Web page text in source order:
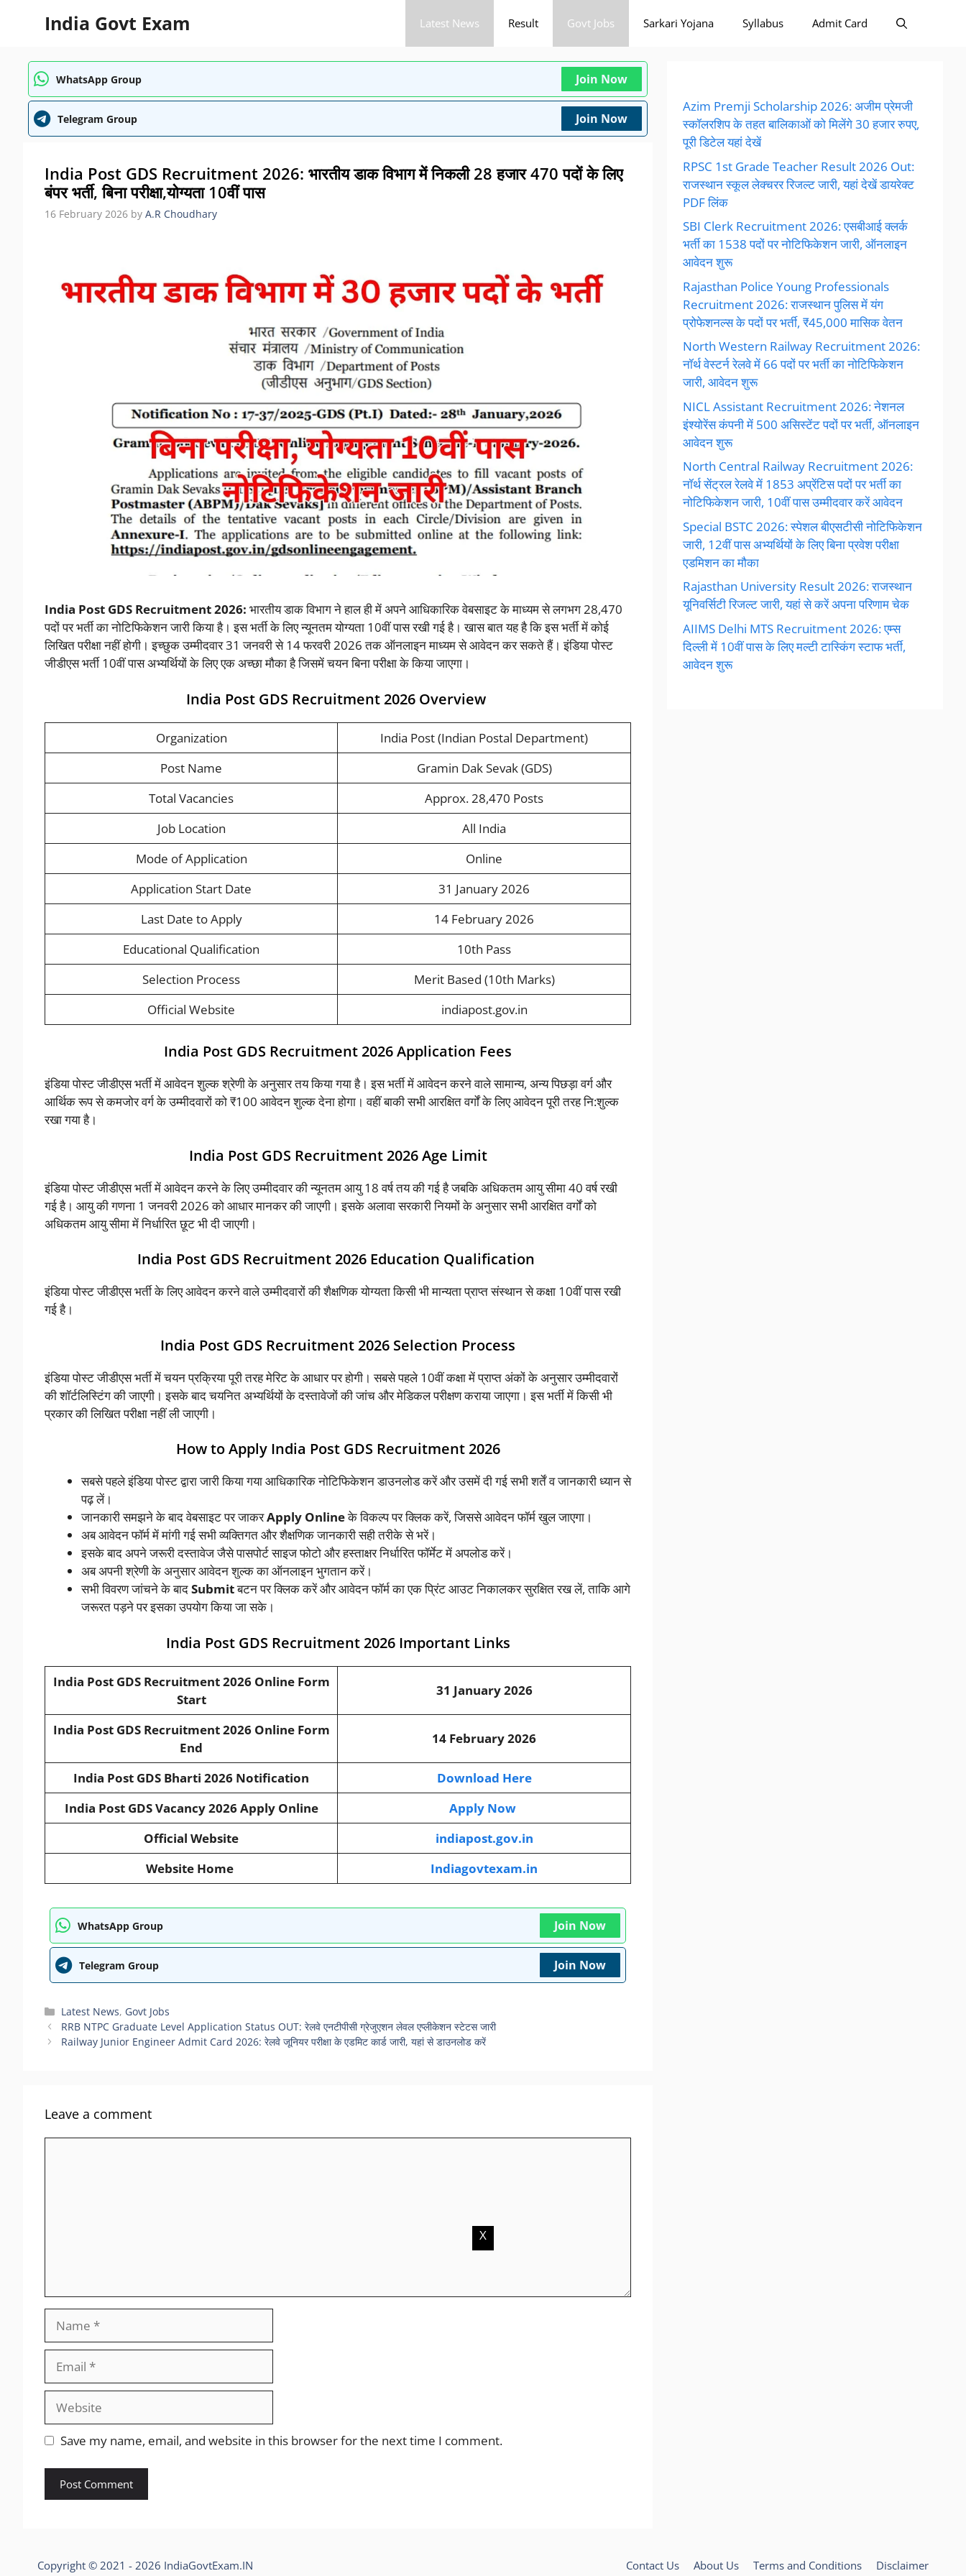
India Govt Exam Latest News Result Govt Jobs Sarkari Yojana Syllabus Admit Card
WhatsApp Group Join Now
Telegram Group Join Now
India Post GDS Recruitment 2026: भारतीय डाक विभाग में निकली 28 हजार 470 पदों के लिए
बंपर भर्ती, बिना परीक्षा,योग्यता 10वीं पास
16 February 2026 by A.R Choudhary
India Post GDS Recruitment 2026: भारतीय डाक विभाग ने हाल ही में अपने आधिकारिक वेबसाइट के माध्यम से लगभग 28,470
पदों पर भर्ती का नोटिफिकेशन जारी किया है। इस भर्ती के लिए न्यूनतम योग्यता 10वीं पास रखी गई है। खास बात यह है कि इस भर्ती में कोई
लिखित परीक्षा नहीं होगी। इच्छुक उम्मीदवार 31 जनवरी से 14 फरवरी 2026 तक ऑनलाइन माध्यम से आवेदन कर सकते हैं। इंडिया पोस्ट
जीडीएस भर्ती 10वीं पास अभ्यर्थियों के लिए एक अच्छा मौका है जिसमें चयन बिना परीक्षा के किया जाएगा।
India Post GDS Recruitment 2026 Overview
Organization
India Post (Indian Postal Department)
Post Name
Gramin Dak Sevak (GDS)
Total Vacancies
Approx. 28,470 Posts
Job Location
All India
Mode of Application
Online
Application Start Date
31 January 2026
Last Date to Apply
14 February 2026
Educational Qualification
10th Pass
Selection Process
Merit Based (10th Marks)
Official Website
indiapost.gov.in
India Post GDS Recruitment 2026 Application Fees
इंडिया पोस्ट जीडीएस भर्ती में आवेदन शुल्क श्रेणी के अनुसार तय किया गया है। इस भर्ती में आवेदन करने वाले सामान्य, अन्य पिछड़ा वर्ग और
आर्थिक रूप से कमजोर वर्ग के उम्मीदवारों को ₹100 आवेदन शुल्क देना होगा। वहीं बाकी सभी आरक्षित वर्गों के लिए आवेदन पूरी तरह नि:शुल्क
रखा गया है।
India Post GDS Recruitment 2026 Age Limit
इंडिया पोस्ट जीडीएस भर्ती में आवेदन करने के लिए उम्मीदवार की न्यूनतम आयु 18 वर्ष तय की गई है जबकि अधिकतम आयु सीमा 40 वर्ष रखी
गई है। आयु की गणना 1 जनवरी 2026 को आधार मानकर की जाएगी। इसके अलावा सरकारी नियमों के अनुसार सभी आरक्षित वर्गों को
अधिकतम आयु सीमा में निर्धारित छूट भी दी जाएगी।
India Post GDS Recruitment 2026 Education Qualification
इंडिया पोस्ट जीडीएस भर्ती के लिए आवेदन करने वाले उम्मीदवारों की शैक्षणिक योग्यता किसी भी मान्यता प्राप्त संस्थान से कक्षा 10वीं पास रखी
गई है।
India Post GDS Recruitment 2026 Selection Process
इंडिया पोस्ट जीडीएस भर्ती में चयन प्रक्रिया पूरी तरह मेरिट के आधार पर होगी। सबसे पहले 10वीं कक्षा में प्राप्त अंकों के अनुसार उम्मीदवारों
की शॉर्टलिस्टिंग की जाएगी। इसके बाद चयनित अभ्यर्थियों के दस्तावेजों की जांच और मेडिकल परीक्षण कराया जाएगा। इस भर्ती में किसी भी
प्रकार की लिखित परीक्षा नहीं ली जाएगी।
How to Apply India Post GDS Recruitment 2026
सबसे पहले इंडिया पोस्ट द्वारा जारी किया गया आधिकारिक नोटिफिकेशन डाउनलोड करें और उसमें दी गई सभी शर्तें व जानकारी ध्यान से
पढ़ लें।
जानकारी समझने के बाद वेबसाइट पर जाकरApply Onlineके विकल्प पर क्लिक करें, जिससे आवेदन फॉर्म खुल जाएगा।
अब आवेदन फॉर्म में मांगी गई सभी व्यक्तिगत और शैक्षणिक जानकारी सही तरीके से भरें।
इसके बाद अपने जरूरी दस्तावेज जैसे पासपोर्ट साइज फोटो और हस्ताक्षर निर्धारित फॉर्मेट में अपलोड करें।
अब अपनी श्रेणी के अनुसार आवेदन शुल्क का ऑनलाइन भुगतान करें।
सभी विवरण जांचने के बादSubmitबटन पर क्लिक करें और आवेदन फॉर्म का एक प्रिंट आउट निकालकर सुरक्षित रख लें, ताकि आगे
जरूरत पड़ने पर इसका उपयोग किया जा सके।
India Post GDS Recruitment 2026 Important Links
India Post GDS Recruitment 2026 Online Form
Start
31 January 2026
India Post GDS Recruitment 2026 Online Form
End
14 February 2026
India Post GDS Bharti 2026 Notification
Download Here
India Post GDS Vacancy 2026 Apply Online
Apply Now
Official Website
indiapost.gov.in
Website Home
Indiagovtexam.in
WhatsApp Group Join Now
Telegram Group Join Now
Categories
Latest News, Govt Jobs
RRB NTPC Graduate Level Application Status OUT: रेलवे एनटीपीसी ग्रेजुएशन लेवल एप्लीकेशन स्टेटस जारी
Railway Junior Engineer Admit Card 2026: रेलवे जूनियर परीक्षा के एडमिट कार्ड जारी, यहां से डाउनलोड करें
Leave a comment
Website
Save my name, email, and website in this browser for the next time I comment.
Azim Premji Scholarship 2026: अजीम प्रेमजी
स्कॉलरशिप के तहत बालिकाओं को मिलेंगे 30 हजार रुपए,
पूरी डिटेल यहां देखें
RPSC 1st Grade Teacher Result 2026 Out:
राजस्थान स्कूल लेक्चरर रिजल्ट जारी, यहां देखें डायरेक्ट
PDF लिंक
SBI Clerk Recruitment 2026: एसबीआई क्लर्क
भर्ती का 1538 पदों पर नोटिफिकेशन जारी, ऑनलाइन
आवेदन शुरू
Rajasthan Police Young Professionals
Recruitment 2026: राजस्थान पुलिस में यंग
प्रोफेशनल्स के पदों पर भर्ती, ₹45,000 मासिक वेतन
North Western Railway Recruitment 2026:
नॉर्थ वेस्टर्न रेलवे में 66 पदों पर भर्ती का नोटिफिकेशन
जारी, आवेदन शुरू
NICL Assistant Recruitment 2026: नेशनल
इंश्योरेंस कंपनी में 500 असिस्टेंट पदों पर भर्ती, ऑनलाइन
आवेदन शुरू
North Central Railway Recruitment 2026:
नॉर्थ सेंट्रल रेलवे में 1853 अप्रेंटिस पदों पर भर्ती का
नोटिफिकेशन जारी, 10वीं पास उम्मीदवार करें आवेदन
Special BSTC 2026: स्पेशल बीएसटीसी नोटिफिकेशन
जारी, 12वीं पास अभ्यर्थियों के लिए बिना प्रवेश परीक्षा
एडमिशन का मौका
Rajasthan University Result 2026: राजस्थान
यूनिवर्सिटी रिजल्ट जारी, यहां से करें अपना परिणाम चेक
AIIMS Delhi MTS Recruitment 2026: एम्स
दिल्ली में 10वीं पास के लिए मल्टी टास्किंग स्टाफ भर्ती,
आवेदन शुरू
Contact Us About Us Terms and Conditions Disclaimer
Copyright © 2021 - 2026 IndiaGovtExam.IN
X